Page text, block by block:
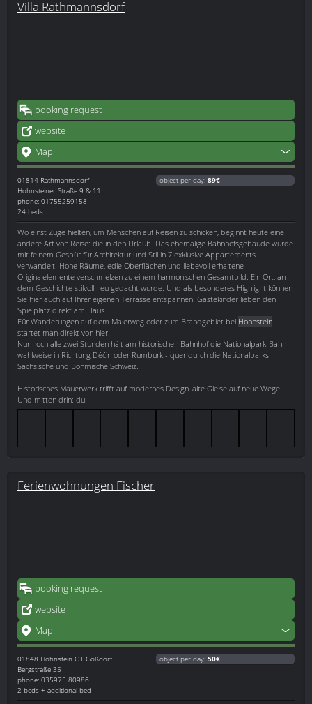
Villa Rathmannsdorf
booking request
website
Map
01814 Rathmannsdorf
Hohnsteiner Straße 9 & 11
phone: 01755259158
24 beds
object per day: 89€
Wo einst Züge hielten, um Menschen auf Reisen zu schicken, beginnt heute eine
andere Art von Reise: die in den Urlaub. Das ehemalige Bahnhofsgebäude wurde
mit feinem Gespür für Architektur und Stil in 7 exklusive Appartements
verwandelt. Hohe Räume, edle Oberflächen und liebevoll erhaltene
Originalelemente verschmelzen zu einem harmonischen Gesamtbild. Ein Ort, an
dem Geschichte stilvoll neu gedacht wurde. Und als besonderes Highlight können
Sie hier auch auf Ihrer eigenen Terrasse entspannen. Gästekinder lieben den
Spielplatz direkt am Haus.
Für Wanderungen auf dem Malerweg oder zum Brandgebiet bei Hohnstein
startet man direkt von hier.
Nur noch alle zwei Stunden hält am historischen Bahnhof die Nationalpark-Bahn –
wahlweise in Richtung Děčín oder Rumburk - quer durch die Nationalparks
Sächsische und Böhmische Schweiz.
Historisches Mauerwerk trifft auf modernes Design, alte Gleise auf neue Wege.
Und mitten drin: du.
Ferienwohnungen Fischer
booking request
website
Map
01848 Hohnstein OT Goßdorf
Bergstraße 35
phone: 035975 80986
2 beds + additional bed
object per day: 50€